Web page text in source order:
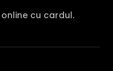
cu cardul.